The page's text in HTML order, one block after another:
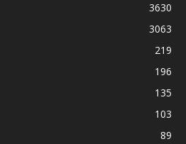
3630
3063
219
196
135
103
89